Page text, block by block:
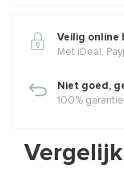
Veilig online
Met iDeal,
Niet goed,
100% garantie